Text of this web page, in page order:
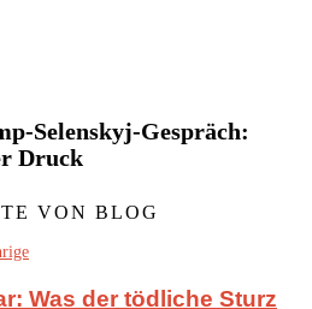
Selenskyj-Gespräch:
Druck
VON BLOG
Was der tödliche Sturz